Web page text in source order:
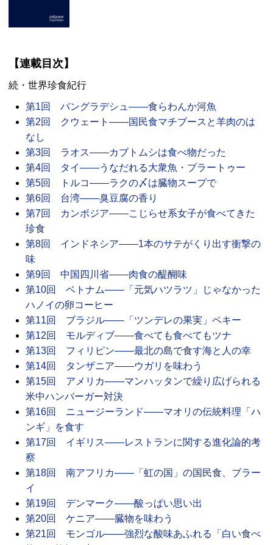
【連載目次】
続・世界珍食紀行
第1回 バングラデシュ――食らわんか河魚
第2回 クウェート――国民食マチブースと羊肉のは
なし
第3回 ラオス――カブトムシは食べ物だった
第4回 タイ――うなだれる大衆魚・プラートゥー
第5回 トルコ――ラクの〆は臓物スープで
第6回 台湾――臭豆腐の香り
第7回 カンボジア――こじらせ系女子が食べてきた
珍食
第8回 インドネシア――1本のサテがくり出す衝撃の
味
第9回 中国四川省――肉食の醍醐味
第10回 ベトナム――「元気ハツラツ」じゃなかった
ハノイの卵コーヒー
第11回 ブラジル――「ツンデレの果実」ペキー
第12回 モルディブ――食べても食べてもツナ
第13回 フィリピン――最北の島で食す海と人の幸
第14回 タンザニア――ウガリを味わう
第15回 アメリカ――マンハッタンで繰り広げられる
米中ハンバーガー対決
第16回 ニュージーランド――マオリの伝統料理「ハ
ンギ」を食す
第17回 イギリス――レストランに関する進化論的考
察
第18回 南アフリカ――「虹の国」の国民食、ブラー
イ
第19回 デンマーク――酸っぱい思い出
第20回 ケニア――臓物を味わう
第21回 モンゴル――強烈な酸味あふれる「白い食べ